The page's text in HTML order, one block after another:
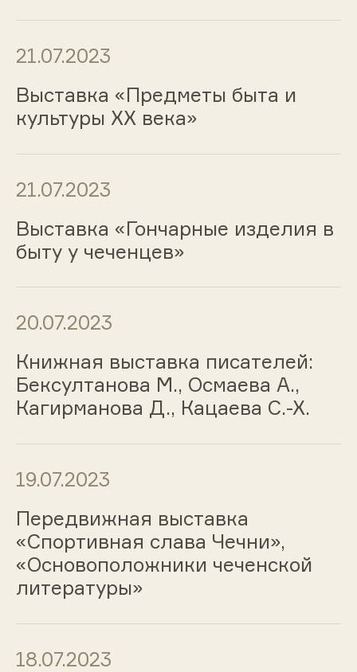
21.07.2023
Выставка «Предметы быта и
культуры ХХ века»
21.07.2023
Выставка «Гончарные изделия в
быту у чеченцев»
20.07.2023
Книжная выставка писателей:
Бексултанова М., Осмаева А.,
Кагирманова Д., Кацаева С.-Х.
19.07.2023
Передвижная выставка
«Спортивная слава Чечни»,
«Основоположники чеченской
литературы»
18.07.2023